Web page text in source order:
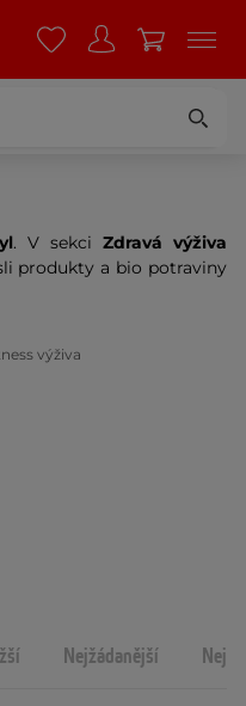
. V sekciZdravá výživa
produkty a bio potraviny
výživa
Nejžádanější